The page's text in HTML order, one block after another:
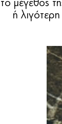
το μέγεθος
ή